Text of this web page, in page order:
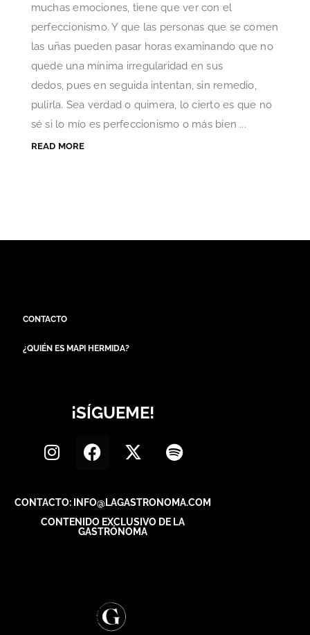
muchas emociones, tiene que ver con el
perfeccionismo. Y que las personas que se comen
las uñas pueden pasar horas examinando que no
quede una mínima irregularidad en sus
dedos, pues en seguida intentan, sin remedio,
pulirla. Sea verdad o quimera, lo cierto es que no
sé si lo mío es perfeccionismo o más bien ...
READ MORE
CONTACTO
¿QUIÉN ES MAPI HERMIDA?
¡SÍGUEME!
CONTACTO: INFO@LAGASTRONOMA.COM
CONTENIDO EXCLUSIVO DE LA
GASTRÓNOMA